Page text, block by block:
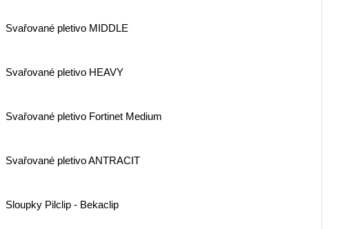
Svařované pletivo MIDDLE
Svařované pletivo HEAVY
Svařované pletivo Fortinet Medium
Svařované pletivo ANTRACIT
Sloupky Pilclip - Bekaclip